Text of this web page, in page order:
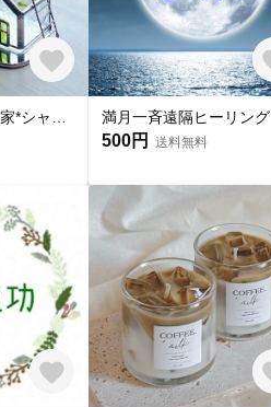
満月一斉遠隔ヒーリング
500円 送料無料